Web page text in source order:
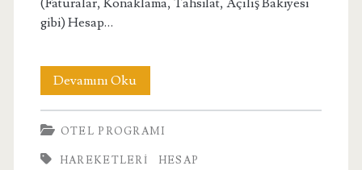
(Faturalar, Konaklama, Tahsilat, Açılış Bakiyesi
gibi) Hesap…
Devamını OkuHesap
İşlemleri
Modülü
OTEL PROGRAMI
HAREKETLERI HESAP